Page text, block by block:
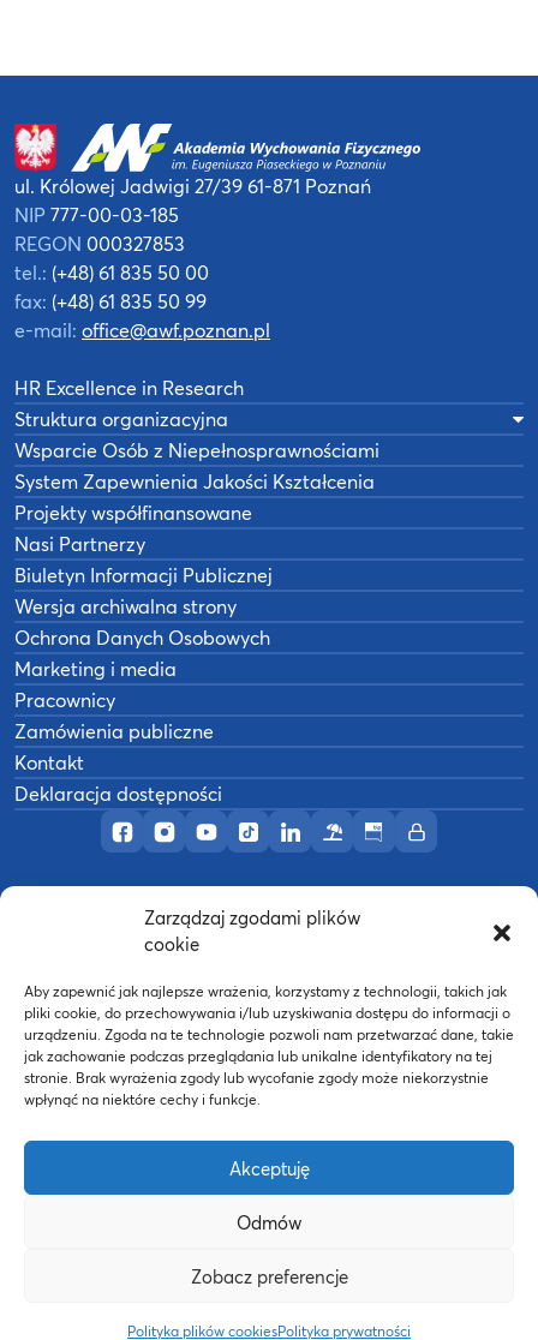
Zarządzaj zgodami plików
cookie
Aby zapewnić jak najlepsze wrażenia, korzystamy z technologii, takich jak
pliki cookie, do przechowywania i/lub uzyskiwania dostępu do informacji o
urządzeniu. Zgoda na te technologie pozwoli nam przetwarzać dane, takie
jak zachowanie podczas przeglądania lub unikalne identyfikatory na tej
stronie. Brak wyrażenia zgody lub wycofanie zgody może niekorzystnie
wpłynąć na niektóre cechy i funkcje.
Akceptuję
Odmów
Zobacz preferencje
Polityka plików cookiesPolityka prywatności
Profil AWF Poznań w serwisie Facebook
Profil AWF Poznań w serwisie Instagram
Profil AWF Poznań w serwisie YouTube
Profil AWF Poznań w serwisie
Profil AWF Poznań w
OśrodekBiuletynIntranet
ul. Królowej Jadwigi 27/3961-871 Poznań
NIP 777-00-03-185
REGON 000327853
tel.: (+48) 61 835 50 00
fax: (+48) 61 835 50 99
e-mail: office@awf.poznan.pl
HR Excellence in Research
Struktura organizacyjna
Wsparcie Osób z Niepełnosprawnościami
System Zapewnienia Jakości Kształcenia
Projekty współfinansowane
Nasi Partnerzy
Biuletyn Informacji Publicznej
Wersja archiwalna strony
Ochrona Danych Osobowych
Marketing i media
Pracownicy
Zamówienia publiczne
Kontakt
Deklaracja dostępności
Akademia Wychowania Fizycznego w
Wykonanie: nFinity.pl
środków Europejskiego Funduszu Społecznego oraz